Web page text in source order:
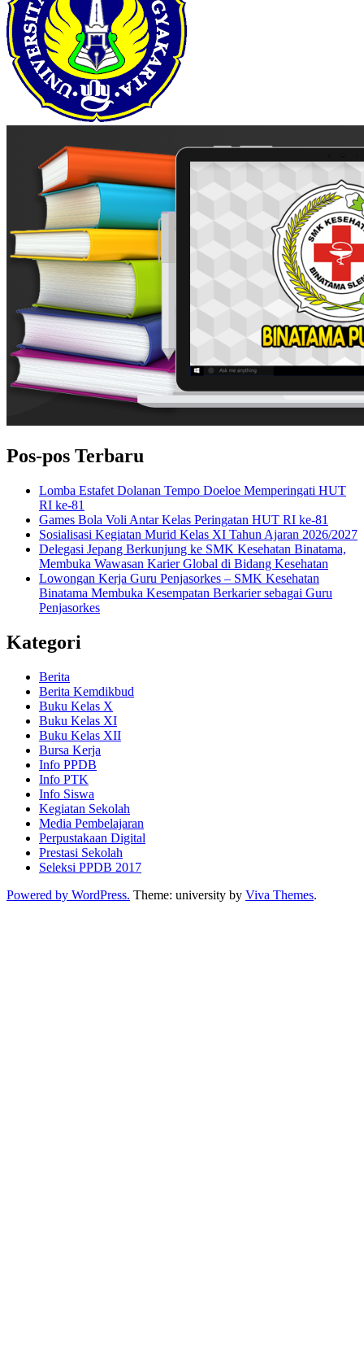
Pos-pos Terbaru
Lomba Estafet Dolanan Tempo Doeloe Memperingati HUT
RI ke-81
Games Bola Voli Antar Kelas Peringatan HUT RI ke-81
Sosialisasi Kegiatan Murid Kelas XI Tahun Ajaran 2026/2027
Delegasi Jepang Berkunjung ke SMK Kesehatan Binatama,
Membuka Wawasan Karier Global di Bidang Kesehatan
Lowongan Kerja Guru Penjasorkes – SMK Kesehatan
Binatama Membuka Kesempatan Berkarier sebagai Guru
Penjasorkes
Kategori
Berita
Berita Kemdikbud
Buku Kelas X
Buku Kelas XI
Buku Kelas XII
Bursa Kerja
Info PPDB
Info PTK
Info Siswa
Kegiatan Sekolah
Media Pembelajaran
Perpustakaan Digital
Prestasi Sekolah
Seleksi PPDB 2017
Powered by WordPress. Theme: university by Viva Themes.